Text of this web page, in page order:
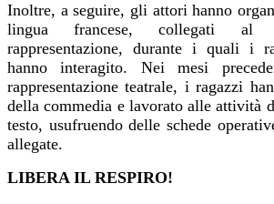
Inoltre, a seguire, gli attori hanno
lingua francese, collegati al
rappresentazione, durante i quali i
hanno interagito. Nei mesi
rappresentazione teatrale, i ragazzi
della commedia e lavorato alle attività
testo, usufruendo delle schede
allegate.
LIBERA IL RESPIRO!